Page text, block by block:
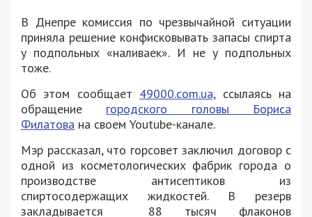
В Днепре комиссия по чрезвычайной ситуации
приняла решение конфисковывать запасы спирта
у подпольных «наливаек». И не у подпольных
тоже.
Об этом сообщает 49000.com.ua,ссылаясь на
обращение городского головы Бориса
Филатова на своем Youtube-канале.
Мэр рассказал, что горсовет заключил договор с
одной из косметологических фабрик города о
производстве антисептиков из
спиртосодержащих жидкостей. В резерв
закладывается 88 тысяч флаконов